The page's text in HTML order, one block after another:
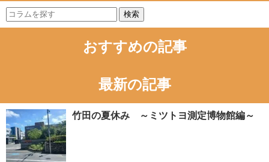
検索
おすすめの記事
最新の記事
竹田の夏休み ～ミツトヨ測定博物館編～